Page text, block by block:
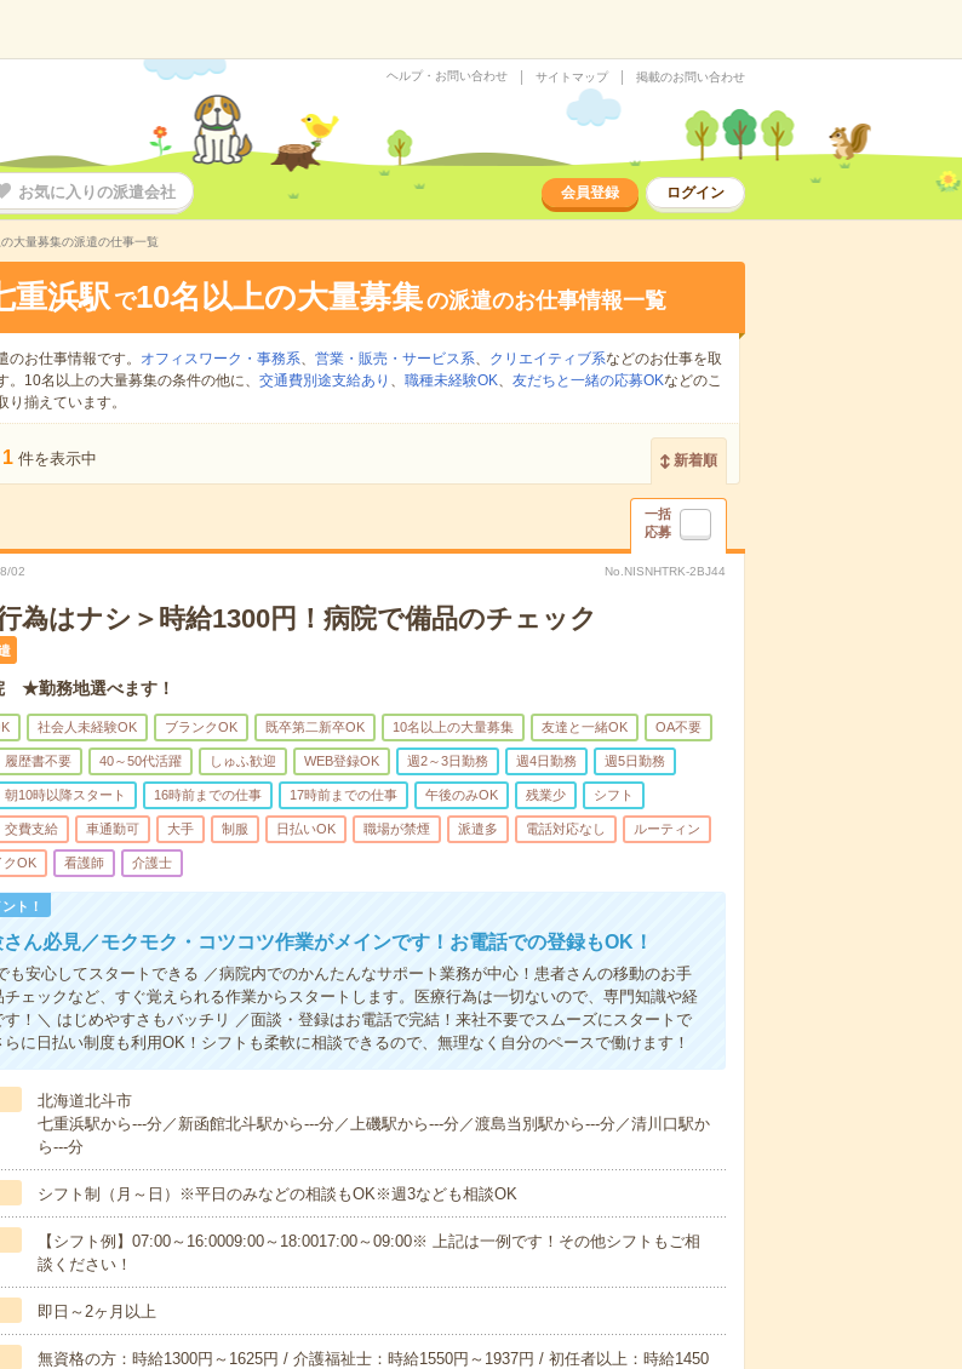
ヘルプ・お問い合わせ サイトマップ 掲載のお問い合わせ
お気に入りの派遣会社 会員登録 ログイン
大量募集の派遣の仕事一覧
重浜駅 で10名以上の大量募集の派遣のお仕事情報一覧
のお仕事情報です。 オフィスワーク・事務系、 営業・販売・サービス系、 クリエイティブ系などのお仕事を取
。10名以上の大量募集の条件の他に、 交通費別途支給あり 、 職種未経験OK、 友だちと一緒の応募OKなどのこ
り揃えています。
1 件を表示中 新着順
一括
応募
02 No.NISNHTRK-2BJ44
為はナシ＞時給1300円！病院で備品のチェック
★勤務地選べます！
社会人未経験OK ブランクOK 既卒第二新卒OK 10名以上の大量募集 友達と一緒OK OA不要
履歴書不要 40～50代活躍 しゅふ歓迎 WEB登録OK 週2～3日勤務 週4日勤務 週5日勤務
朝10時以降スタート 16時前までの仕事 17時前までの仕事 午後のみOK 残業少 シフト
交費支給 車通勤可 大手 制服 日払いOK 職場が禁煙 派遣多 電話対応なし ルーティン
クOK 看護師 介護士
ト！
さん必見／モクモク・コツコツ作業がメインです！お電話での登録もOK！
も安心してスタートできる ／病院内でのかんたんなサポート業務が中心！患者さんの移動のお手
チェックなど、すぐ覚えられる作業からスタートします。医療行為は一切ないので、専門知識や経
！＼ はじめやすさもバッチリ ／面談・登録はお電話で完結！来社不要でスムーズにスタートで
らに日払い制度も利用OK！シフトも柔軟に相談できるので、無理なく自分のペースで働けます！
北海道北斗市
七重浜駅から---分／新函館北斗駅から---分／上磯駅から---分／渡島当別駅から---分／清川口駅か
ら---分
シフト制（月～日）※平日のみなどの相談もOK※週3なども相談OK
【シフト例】07:00～16:0009:00～18:0017:00～09:00※ 上記は一例です！その他シフトもご相
談ください！
即日～2ヶ月以上
無資格の方：時給1300円～1625円 / 介護福祉士：時給1550円～1937円 / 初任者以上：時給1450